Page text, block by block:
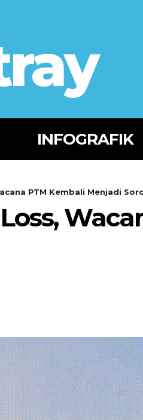
INFOGRAFIK
PTM Kembali Menjadi